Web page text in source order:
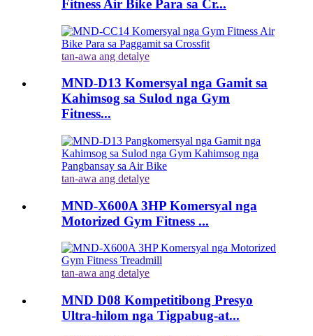
Fitness Air Bike Para sa Cr...
tan-awa ang detalye
MND-D13 Komersyal nga Gamit sa
Kahimsog sa Sulod nga Gym
Fitness...
tan-awa ang detalye
MND-X600A 3HP Komersyal nga
Motorized Gym Fitness ...
tan-awa ang detalye
MND D08 Kompetitibong Presyo
Ultra-hilom nga Tigpabug-at...